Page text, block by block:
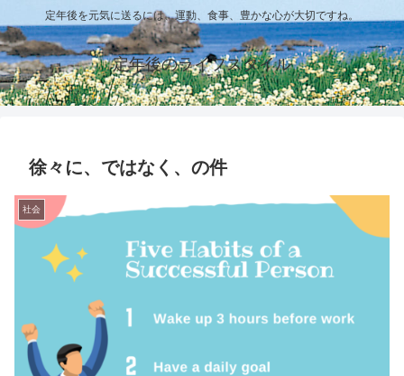
定年後を元気に送るには、運動、食事、豊かな心が大切ですね。
定年後のライフスタイル
徐々に、ではなく、の件
社会